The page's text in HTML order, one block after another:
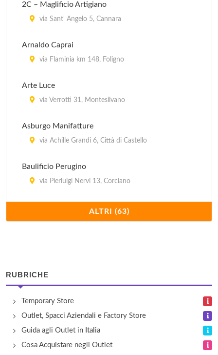
2C – Maglificio Artigiano
via Sant' Angelo 5, Cannara
Arnaldo Caprai
via Flaminia km 148, Foligno
Arte Luce
via Verrotti 31, Montesilvano
Asburgo Manifatture
via Achille Grandi 6, Città di Castello
Baulificio Perugino
via Pierluigi Nervi 13, Corciano
via Tiberina Sud 320, Deruta
Brunello Cucinelli
piazza Alberto Dalla Chiesa 6, Solomeo
Calzaturificio Soldini
via Molise 5/7, Città della Pieve
ALTRI (63)
RUBRICHE
Temporary Store
Outlet, Spacci Aziendali e Factory Store
Guida agli Outlet in Italia
Cosa Acquistare negli Outlet